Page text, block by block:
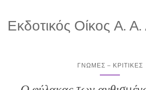
Εκδοτικός Οίκος Α. Α.
ΓΝΏΜΕΣ – ΚΡΙΤΙΚΈΣ